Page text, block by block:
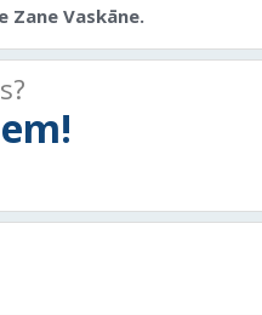
Zane Vaskāne.